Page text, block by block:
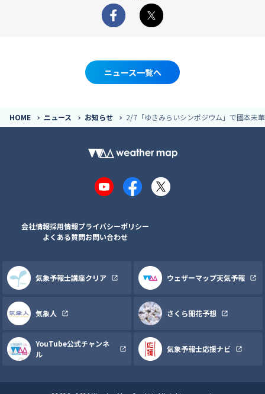
Facebook
X
ニュース一覧へ
HOME ニュース お知らせ 2/7「ゆきみらいシンポジウム」で國本未
YouTubeFacebook
X
会社情報採用情報プライバシーポリシー
よくある質問お問い合わせ
気象予報士講座クリア ウェザーマップ天気予報
気象人 さくら開花予想
YouTube公式チャンネ
ル
気象予報士応援ナビ